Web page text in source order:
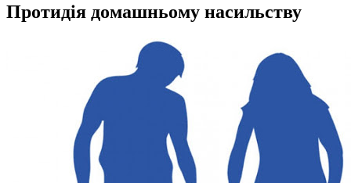
Протидія домашньому насильству